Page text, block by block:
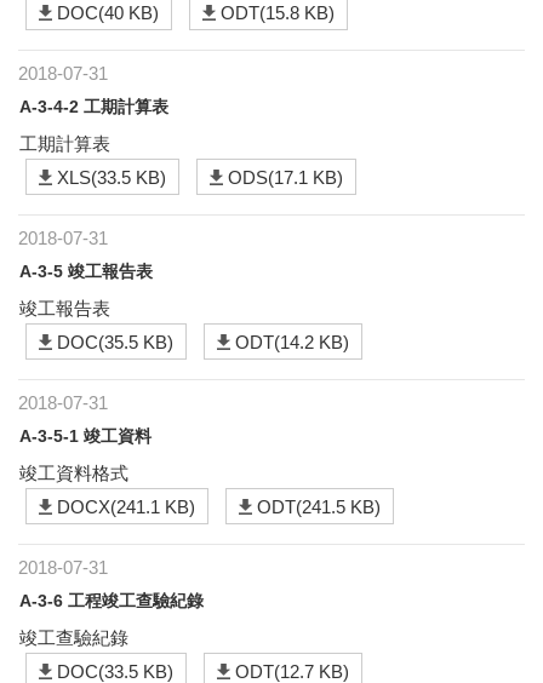
DOC(40 KB)
ODT(15.8 KB)
2018-07-31
A-3-4-2 工期計算表
工期計算表
XLS(33.5 KB)
ODS(17.1 KB)
2018-07-31
A-3-5 竣工報告表
竣工報告表
DOC(35.5 KB)
ODT(14.2 KB)
2018-07-31
A-3-5-1 竣工資料
竣工資料格式
DOCX(241.1 KB)
ODT(241.5 KB)
2018-07-31
A-3-6 工程竣工查驗紀錄
竣工查驗紀錄
DOC(33.5 KB)
ODT(12.7 KB)